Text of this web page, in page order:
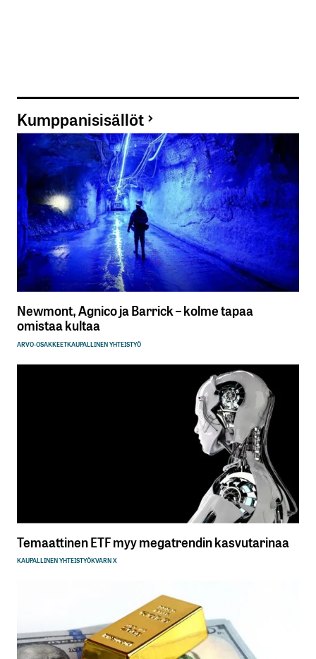
Kumppanisisällöt
Newmont, Agnico ja Barrick – kolme tapaa
omistaa kultaa
ARVO-OSAKKEETKAUPALLINEN YHTEISTYÖ
Temaattinen ETF myy megatrendin kasvutarinaa
KAUPALLINEN YHTEISTYÖKVARN X